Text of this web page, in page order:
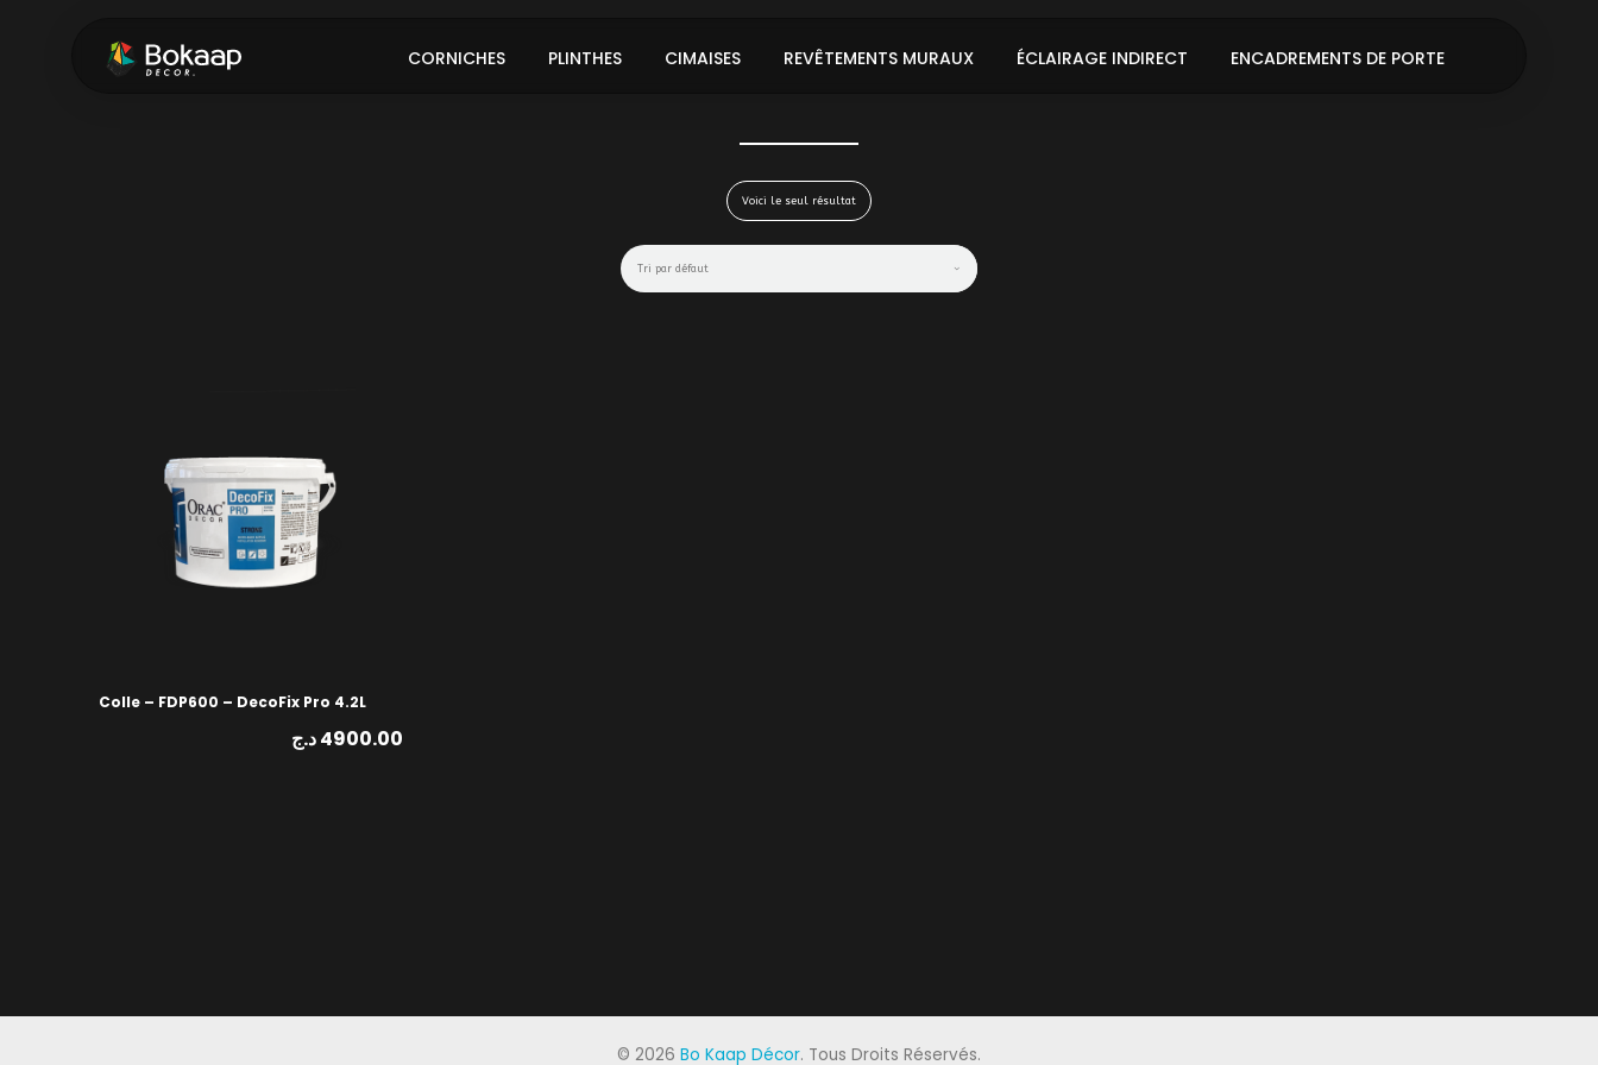
CORNICHES PLINTHES CIMAISES REVÊTEMENTS MURAUX ÉCLAIRAGE INDIRECT ENCADREMENTS DE PORTE
Voici le seul résultat
Colle – FDP600 – DecoFix Pro 4.2L
4900.00د.ج
© 2026 Bo Kaap Décor. Tous Droits Réservés.